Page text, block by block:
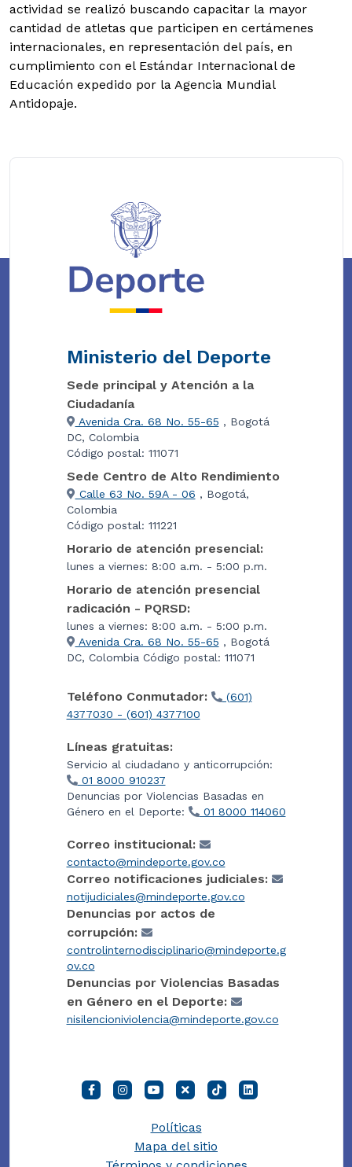
actividad se realizó buscando capacitar la mayor
cantidad de atletas que participen en certámenes
internacionales, en representación del país, en
cumplimiento con el Estándar Internacional de
Educación expedido por la Agencia Mundial
Antidopaje.
Ministerio del Deporte
Sede principal y Atención a la
Ciudadanía
Avenida Cra. 68 No. 55-65 , Bogotá
DC, Colombia
Código postal: 111071
Sede Centro de Alto Rendimiento
Calle 63 No. 59A - 06 , Bogotá,
Colombia
Código postal: 111221
Horario de atención presencial:
lunes a viernes: 8:00 a.m. - 5:00 p.m.
Horario de atención presencial
radicación - PQRSD:
lunes a viernes: 8:00 a.m. - 5:00 p.m.
Avenida Cra. 68 No. 55-65 , Bogotá
DC, Colombia Código postal: 111071
Teléfono Conmutador:
(601)
4377030 - (601) 4377100
Líneas gratuitas:
Servicio al ciudadano y anticorrupción:
01 8000 910237
Denuncias por Violencias Basadas en
Género en el Deporte:
01 8000 114060
Correo institucional:
contacto@mindeporte.gov.co
Correo notificaciones judiciales:
notijudiciales@mindeporte.gov.co
Denuncias por actos de
corrupción:
controlinternodisciplinario@mindeporte.g
ov.co
Denuncias por Violencias Basadas
en Género en el Deporte:
nisilencioniviolencia@mindeporte.gov.co
Políticas
Mapa del sitio